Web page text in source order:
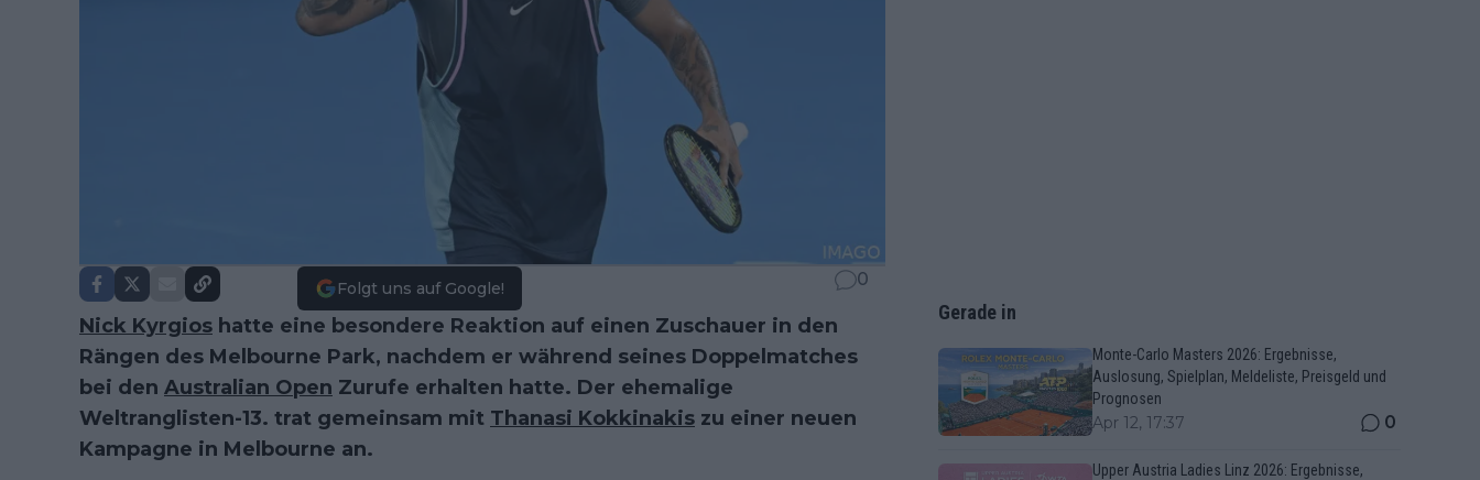
Folgt uns auf Google! 0
Nick Kyrgios hatte eine besondere Reaktion auf einen Zuschauer in den
Rängen des Melbourne Park, nachdem er während seines Doppelmatches
bei den Australian Open Zurufe erhalten hatte. Der ehemalige
Weltranglisten-13. trat gemeinsam mit Thanasi Kokkinakis zu einer neuen
Kampagne in Melbourne an.
Gerade in
Monte-Carlo Masters 2026: Ergebnisse,
Auslosung, Spielplan, Meldeliste, Preisgeld und
Prognosen
Apr 12, 17:37 0
Upper Austria Ladies Linz 2026: Ergebnisse,